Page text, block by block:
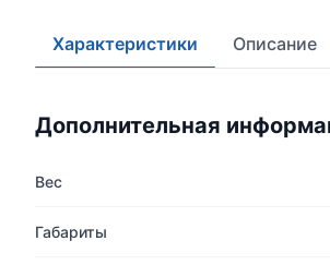
Характеристики Описание
Дополнительная
Вес
Габариты